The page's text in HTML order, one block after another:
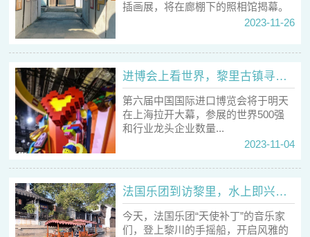
插画展，将在廊棚下的照相馆揭幕。
2023-11-26
进博会上看世界，黎里古镇寻中国风
第六届中国国际进口博览会将于明天
在上海拉开大幕，参展的世界500强
和行业龙头企业数量...
2023-11-04
法国乐团到访黎里，水上即兴音乐会声动黎川
今天，法国乐团“天使补丁”的音乐家
们，登上黎川的手摇船，开启风雅的